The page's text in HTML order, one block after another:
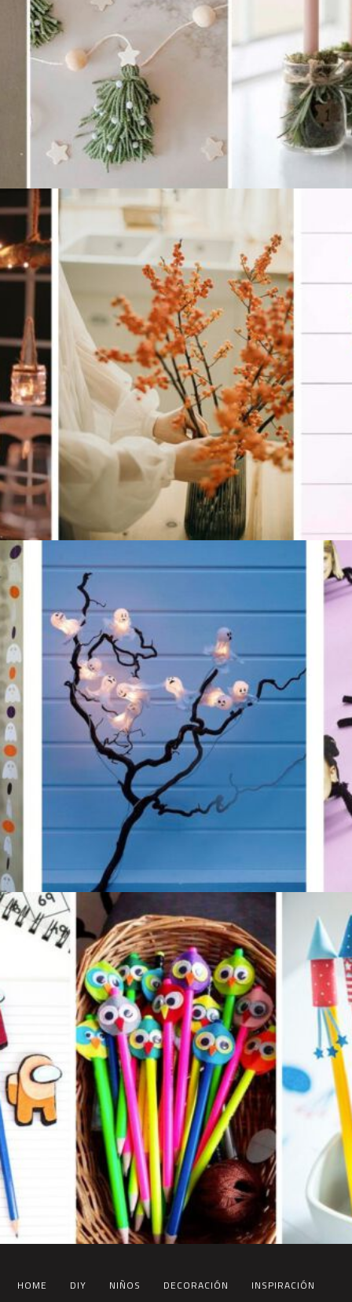
HOME DIY NIÑOS DECORACIÓN
INSPIRACIÓN